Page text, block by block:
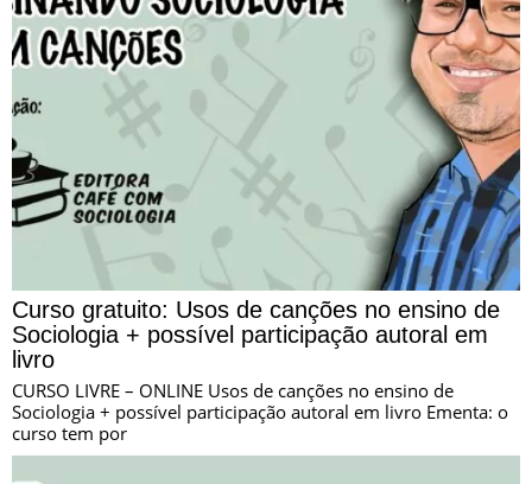
Curso gratuito: Usos de canções no ensino de
Sociologia + possível participação autoral em
livro
CURSO LIVRE – ONLINE Usos de canções no ensino de
Sociologia + possível participação autoral em livro Ementa: o
curso tem por